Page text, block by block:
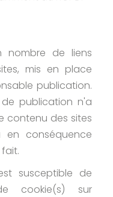
nombre de liens
mis en place
publication.
publication n'a
contenu des sites
en conséquence
susceptible de
cookie(s) sur